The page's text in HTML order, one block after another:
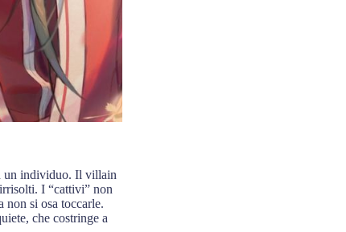
un individuo. Il villain
irrisolti. I “cattivi” non
si osa toccarle.
che costringe a